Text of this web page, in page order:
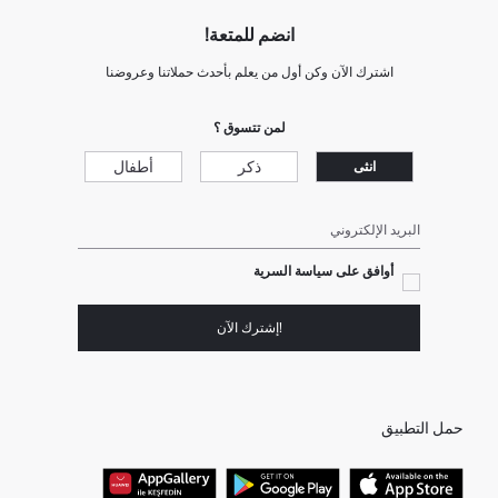
انضم للمتعة!
اشترك الآن وكن أول من يعلم بأحدث حملاتنا وعروضنا
لمن تتسوق ؟
انثى ذكر أطفال
البريد الإلكتروني
أوافق على سياسة السرية
!إشترك الآن
حمل التطبيق